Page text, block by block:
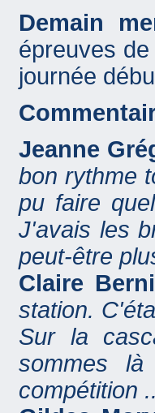
Demain
épreuves
journée
Jeanne
bon rythme
pu faire
J'avais les
peut-être
Claire
station.
Sur la
sommes
compétition